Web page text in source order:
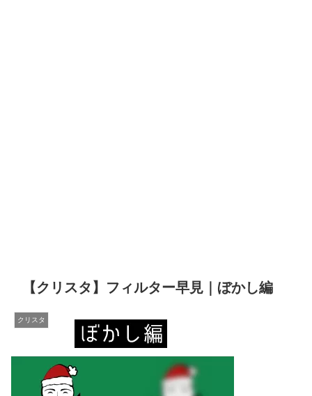
【クリスタ】フィルター早見｜ぼかし編
クリスタ